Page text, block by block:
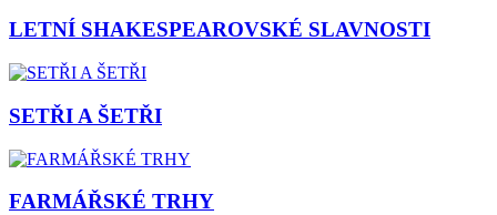
LETNÍ SHAKESPEAROVSKÉ SLAVNOSTI
SETŘI A ŠETŘI
FARMÁŘSKÉ TRHY